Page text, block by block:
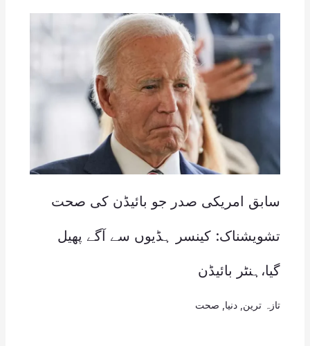
سابق امریکی صدر جو بائیڈن کی صحت
تشویشناک: کینسر ہڈیوں سے آگے پھیل
گیا،ہنٹر بائیڈن
تازہ ترین دنیا صحت